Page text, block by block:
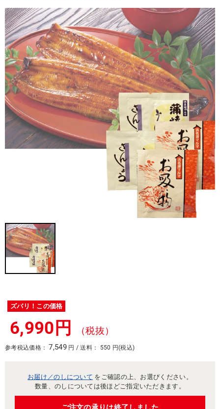
ズバリ！この価格
6,990円 （税抜）
参考税込価格： 7,549円 / 送料： 550 円(税込)
お届け／のしについて をご確認の上、お選びください。
数量、のしについては後ほどご指定いただきます。